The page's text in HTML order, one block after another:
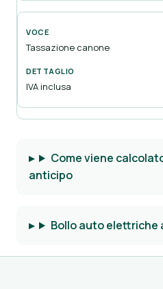
Tassazione canone
IVA inclusa
Come viene
anticipo
Bollo auto elettriche